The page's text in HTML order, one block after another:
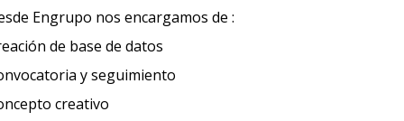
Engrupo nos encargamos de :
de base de datos
y seguimiento
creativo